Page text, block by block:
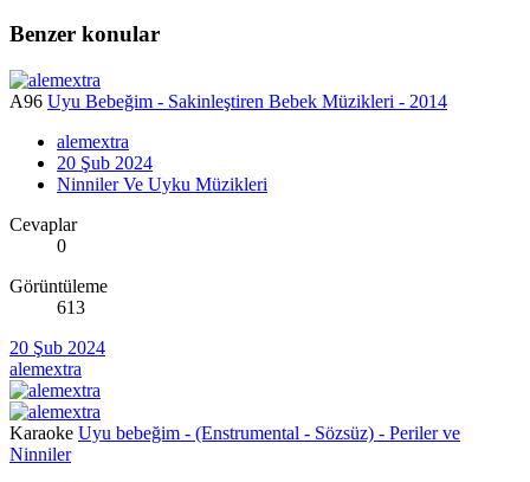
Benzer konular
A96 Uyu Bebeğim - Sakinleştiren Bebek Müzikleri - 2014
alemextra
20 Şub 2024
Ninniler Ve Uyku Müzikleri
Cevaplar
0
Görüntüleme
613
20 Şub 2024
alemextra
Karaoke Uyu bebeğim - (Enstrumental - Sözsüz) - Periler ve
Ninniler